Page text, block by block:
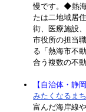
慢です。◆熱
たは二地域居
街、医療施設
市役所の担当
る「熱海市不
合う複数の不
【自治体・静
みたくなるま
富んだ海岸線